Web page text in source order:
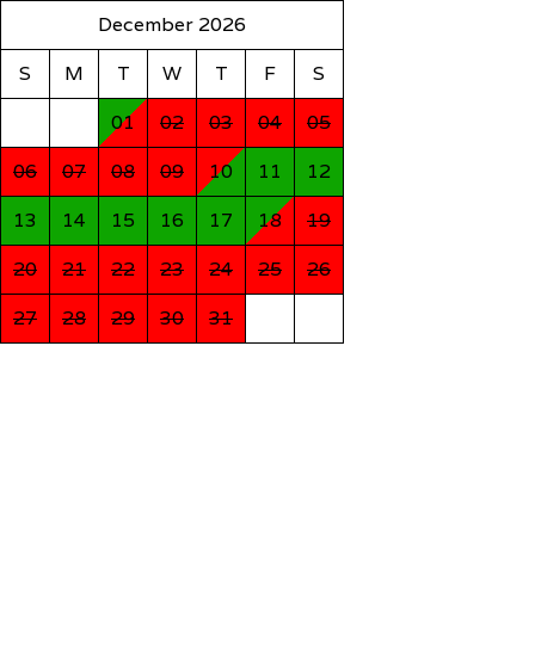
December 2026
S
M T W T F
S
01
02 03 04
05
06
07 08 09 10 11
12
13
14 15 16 17 18
19
20
21 22 23 24 25
26
27
28 29 30 31